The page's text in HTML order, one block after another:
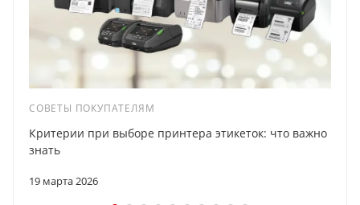
СОВЕТЫ ПОКУПАТЕЛЯМ
19 марта 2026
Критерии при выборе принтера этикеток: что важно
знать